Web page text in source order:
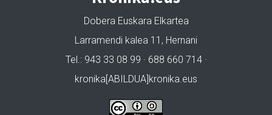
Dobera Euskara Elkartea
Larramendi kalea 11, Hernani
Tel.: 943 33 08 99 · 688 660 714 ·
kronika[ABILDUA]kronika.eus